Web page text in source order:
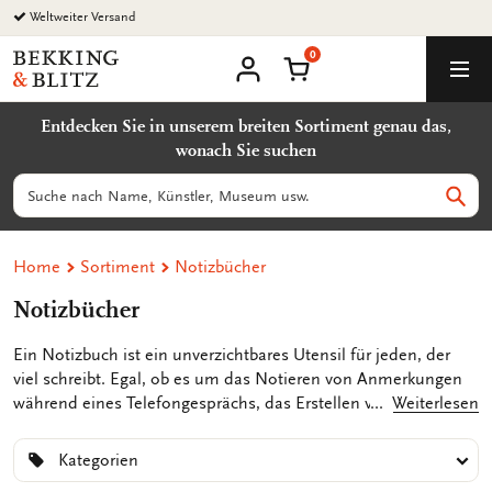
Zurück
zum
Inhalt
Weltweiter Versand
Bekking
&
Uitgevers
Warenkorb
0
Entdecken Sie in unserem breiten Sortiment genau das,
wonach Sie suchen
Suchen
Home Sortiment Notizbücher
Notizbücher
Ein Notizbuch ist ein unverzichtbares Utensil für jeden, der
viel schreibt. Egal, ob es um das Notieren von Anmerkungen
während eines Telefongesprächs, das Erstellen von To-Do-
nicht vergessen möchten – ein Notizbuch ist Ihr praktischer
Begleiter in jeder Situation! Bei Bekking & Blitz finden Sie
Weiterlesen
Kategorien